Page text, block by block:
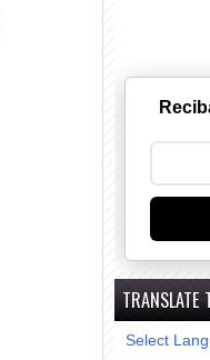
TRANSLATE
Select